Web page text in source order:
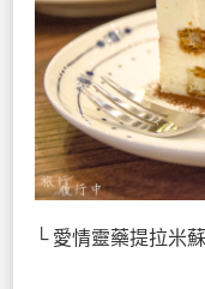
└ 愛情靈藥提拉米蘇